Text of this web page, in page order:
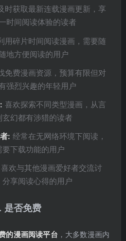
时获取最新连载漫画更新，享
时间阅读体验的读者
用碎片时间阅读漫画，需要随
地方便阅读的用户
免费漫画资源，预算有限但对
强烈兴趣的年轻用户
喜欢探索不同类型漫画，从言
玄幻都有涉猎的读者
: 经常在无网络环境下阅读，
要下载功能的用户
喜欢与其他漫画爱好者交流讨
分享阅读心得的用户
是否免费
的漫画阅读平台 ，大多数漫画内